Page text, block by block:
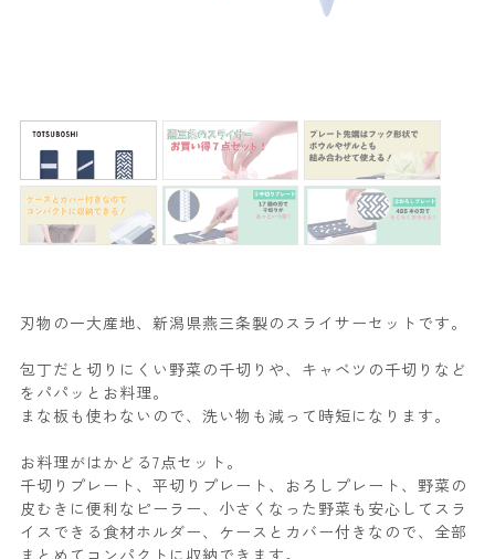
刃物の一大産地、新潟県燕三条製のスライサーセットです。
包丁だと切りにくい野菜の千切りや、キャベツの千切りなど
をパパッとお料理。
まな板も使わないので、洗い物も減って時短になります。
お料理がはかどる7点セット。
千切りプレート、平切りプレート、おろしプレート、野菜の
皮むきに便利なピーラー、小さくなった野菜も安心してスラ
イスできる食材ホルダー、ケースとカバー付きなので、全部